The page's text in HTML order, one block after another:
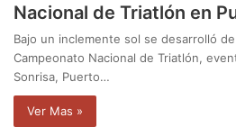
Nacional de Triatlón en
Bajo un inclemente sol se desarrolló
Campeonato Nacional de Triatlón,
Sonrisa, Puerto…
Ver Mas »